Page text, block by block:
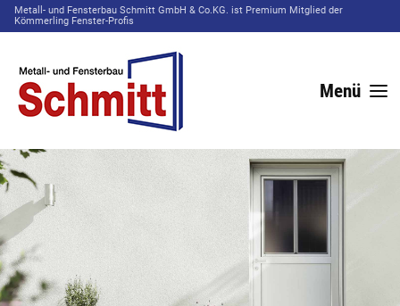
Metall- und Fensterbau Schmitt GmbH & Co.KG. ist Premium Mitglied der
Kömmerling Fenster-Profis
Menü